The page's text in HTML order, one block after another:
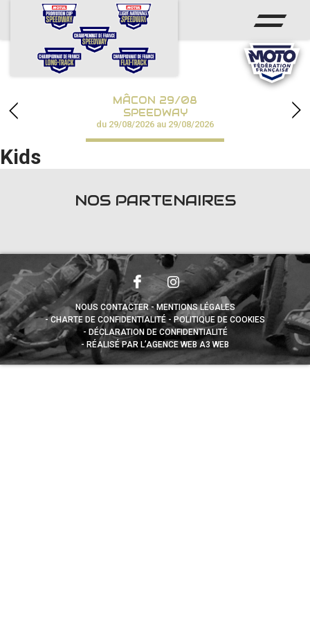
ACCUEIL
CALENDRIER
CHAMPIONNATS
RÉSULTATS
SPEEDWAY ACADÉMIE
PHOTOS / VIDÉOS
MÂCON 29/08
SPEEDWAY
du 29/08/2026 au 29/08/2026
Kids
NOS PARTENAIRES
NOUS CONTACTER
MENTIONS LÉGALES
CHARTE DE CONFIDENTIALITÉ
POLITIQUE DE COOKIES
DÉCLARATION DE CONFIDENTIALITÉ
RÉALISÉ PAR L’AGENCE WEB A3 WEB